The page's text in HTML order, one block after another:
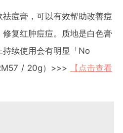
痘膏，可以有效帮助改善痘
复红肿痘痘。质地是白色膏
续使用会有明显「No
/ 20g）>>>
【点击查看